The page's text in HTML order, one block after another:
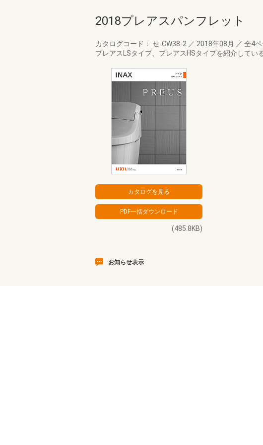
2018プレアスパンフレット
カタログコード： セ-CW38-2 ／ 2018年08月 ／ 全4
プレアスLSタイプ、プレアスHSタイプを紹介してい
(485.8KB)
お知らせ表示